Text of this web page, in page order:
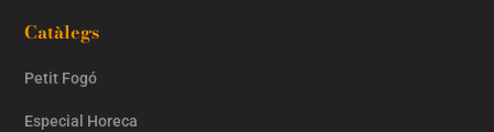
Catàlegs
Petit Fogó
Especial Horeca